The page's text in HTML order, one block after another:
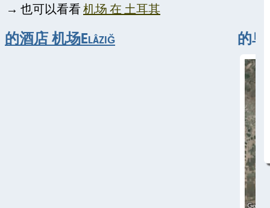
→ 也可以看看机场 在 土耳其
的酒店 机场Elâzığ 的鸟